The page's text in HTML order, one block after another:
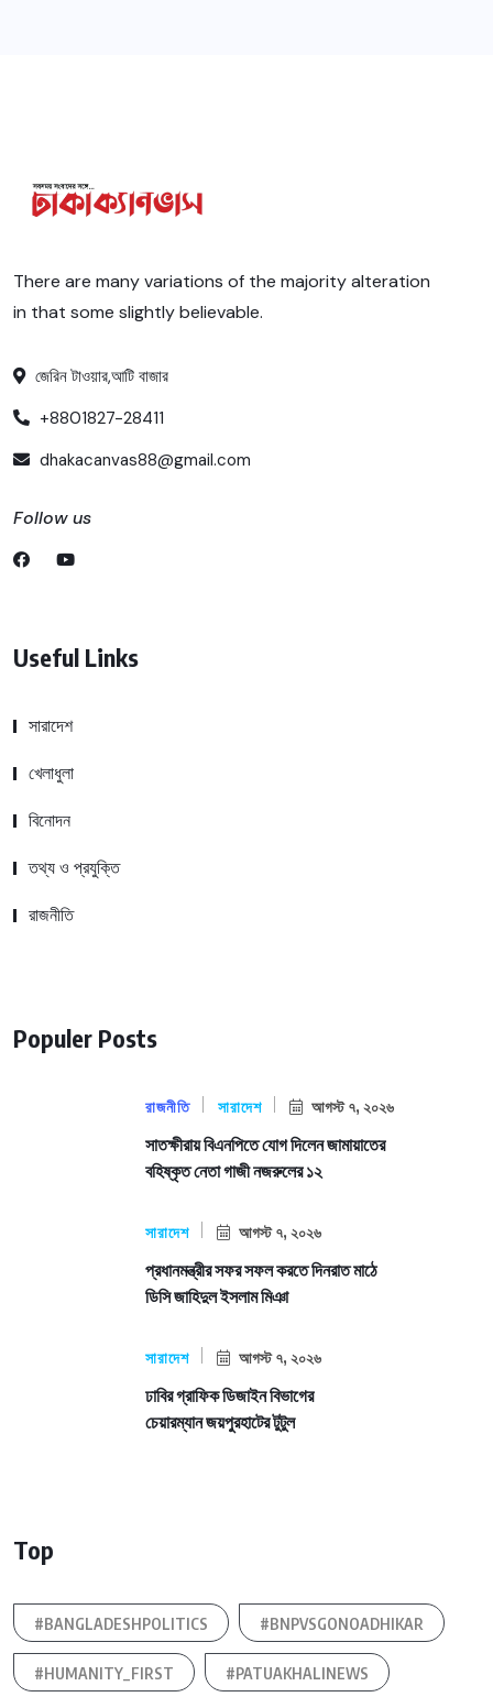
There are many variations of the majority alteration
in that some slightly believable.
জেরিন টাওয়ার,আটি বাজার
+8801827-28411
dhakacanvas88@gmail.com
Follow us
Useful Links
সারাদেশ
খেলাধুলা
বিনোদন
তথ্য ও প্রযুক্তি
রাজনীতি
Populer Posts
রাজনীতি সারাদেশ আগস্ট ৭, ২০২৬
সাতক্ষীরায় বিএনপিতে যোগ দিলেন জামায়াতের
বহিষ্কৃত নেতা গাজী নজরুলের ১২
সারাদেশ আগস্ট ৭, ২০২৬
প্রধানমন্ত্রীর সফর সফল করতে দিনরাত মাঠে
ডিসি জাহিদুল ইসলাম মিঞা
সারাদেশ আগস্ট ৭, ২০২৬
ঢাবির গ্রাফিক ডিজাইন বিভাগের
চেয়ারম্যান জয়পুরহাটের টুটুল
Top
#BANGLADESHPOLITICS #BNPVSGONOADHIKAR
#HUMANITY_FIRST #PATUAKHALINEWS